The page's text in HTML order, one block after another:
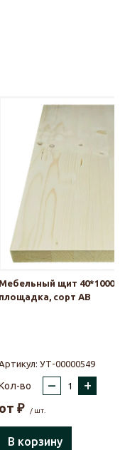
Мебельный щит
площадка, сорт АВ
УТ-00000549
во – +
от ₽ / шт.
В корзину